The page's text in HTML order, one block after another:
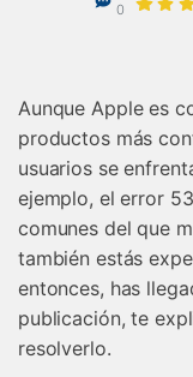
Gestor de Datos
Protección del Móvil
0
Aunque Apple es
productos más
usuarios se
ejemplo, el error
comunes del que
también estás
entonces, has
publicación, te
resolverlo.